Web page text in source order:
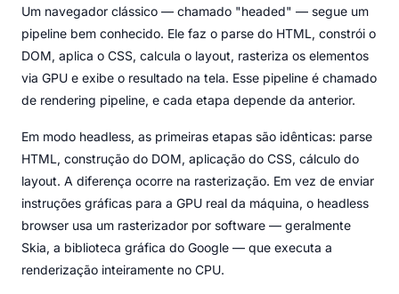
Um navegador clássico — chamado "headed" — segue um
pipeline bem conhecido. Ele faz o parse do HTML, constrói o
DOM, aplica o CSS, calcula o layout, rasteriza os elementos
via GPU e exibe o resultado na tela. Esse pipeline é chamado
de rendering pipeline, e cada etapa depende da anterior.
Em modo headless, as primeiras etapas são idênticas: parse
HTML, construção do DOM, aplicação do CSS, cálculo do
layout. A diferença ocorre na rasterização. Em vez de enviar
instruções gráficas para a GPU real da máquina, o headless
browser usa um rasterizador por software — geralmente
Skia, a biblioteca gráfica do Google — que executa a
renderização inteiramente no CPU.